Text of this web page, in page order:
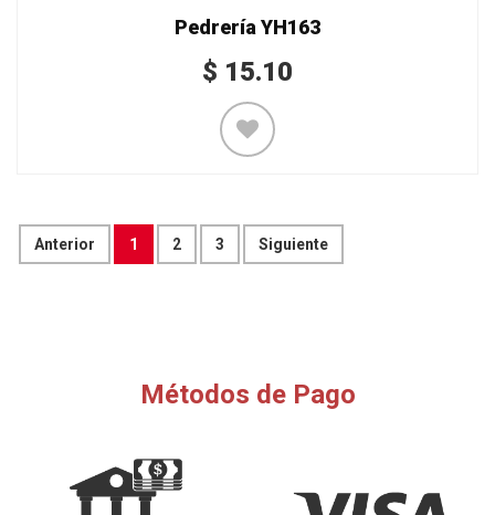
Pedrería YH163
$ 15.10
Anterior 1 2 3 Siguiente
Métodos de Pago